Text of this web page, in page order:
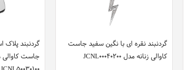
گردنبند
جاست کاوالی
گردنبند نقره ای با نگین سفید جاست
کاوالی زنانه مدل JCNL00040200